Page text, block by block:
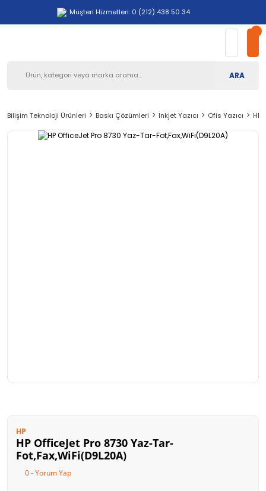
Müşteri Hizmetleri: 0 (212) 438 50 34
ARA
Bilişim Teknoloji Ürünleri Baskı Çözümleri Inkjet Yazıcı Ofis Yazıcı HP
HP
HP OfficeJet Pro 8730 Yaz-Tar-
Fot,Fax,WiFi(D9L20A)
0 - Yorum Yap